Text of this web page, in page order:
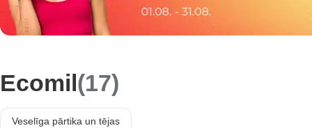
Ecomil (17)
Veselīga pārtika un tējas